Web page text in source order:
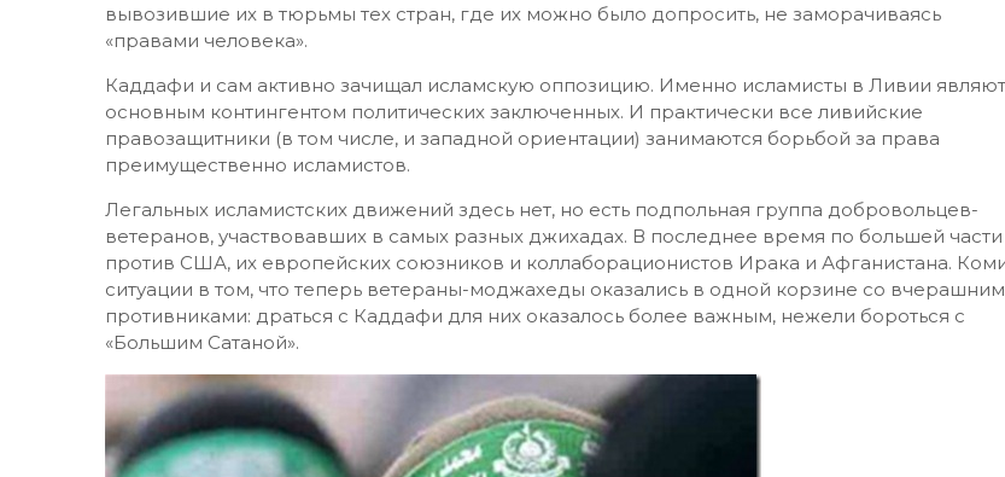
вывозившие их в тюрьмы тех стран, где их можно было допросить, не заморачиваясь
«правами человека».
Каддафи и сам активно зачищал исламскую оппозицию. Именно исламисты в Ливии
основным контингентом политических заключенных. И практически все ливийские
правозащитники (в том числе, и западной ориентации) занимаются борьбой за права
преимущественно исламистов.
Легальных исламистских движений здесь нет, но есть подпольная группа добровольцев-
ветеранов, участвовавших в самых разных джихадах. В последнее время по большей части
против США, их европейских союзников и коллаборационистов Ирака и Афганистана.
ситуации в том, что теперь ветераны-моджахеды оказались в одной корзине со
противниками: драться с Каддафи для них оказалось более важным, нежели бороться с
«Большим Сатаной».